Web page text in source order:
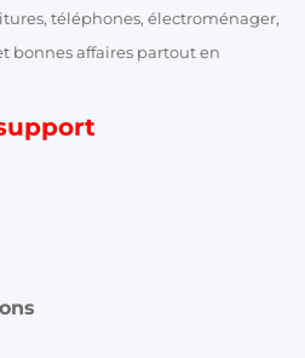
téléphones, électroménager,
bonnes affaires partout en